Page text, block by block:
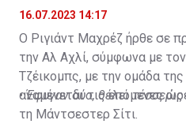
16.07.2023 14:17
Ο Ριγιάντ Μαχρέζ ήρθε σε
την Αλ Αχλί, σύμφωνα με
Τζέικομπς, με την ομάδα
αναμένεται τις επόμενες
τη Μάντσεστερ Σίτι.
•Έφυγαν δύο, θέλει